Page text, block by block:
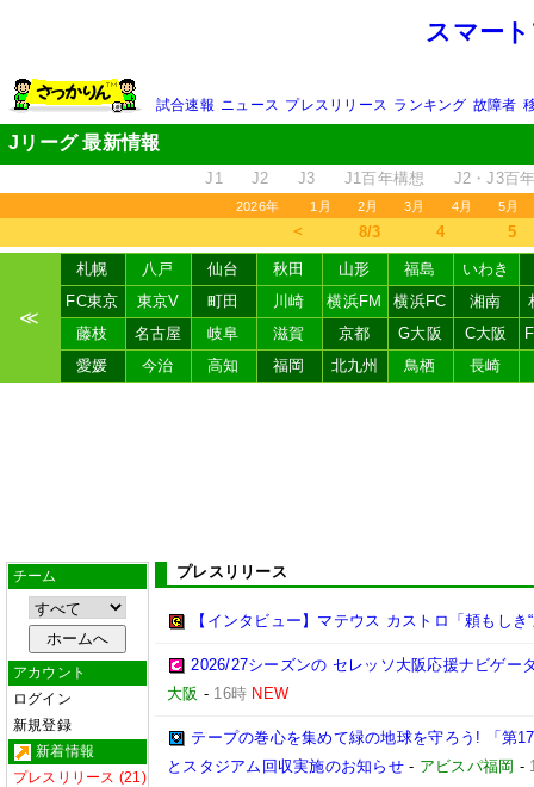
スマー
試合速報 ニュース プレスリリース ランキング 故障者
Jリーグ 最新情報
J1 J2 J3 J1百年構想 J2・J3百
2026年 1月 2月 3月 4月 5月
＜ 8/3 4 5
≪
札幌 八戸 仙台 秋田 山形 福島
いわき
FC東京
東京V 町田 川崎 横浜FM 横浜FC 湘南
藤枝
名古屋 岐阜 滋賀 京都 G大阪 C大阪
愛媛
今治 高知 福岡 北九州 鳥栖 長崎
チーム
アカウント
ログイン
新規登録
新着情報
プレスリリース (21)
プレスリリース
【インタビュー】マテウス カストロ「頼もしき
2026/27シーズンの セレッソ大阪応援ナビゲー
大阪 - 16時 NEW
テープの巻心を集めて緑の地球を守ろう! 「第
とスタジアム回収実施のお知らせ - アビスパ福岡 -